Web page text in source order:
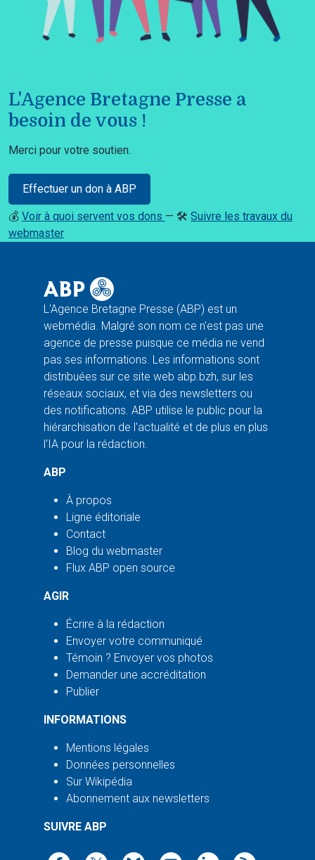
L'Agence Bretagne Presse a
besoin de vous !
Merci pour votre soutien.
Effectuer un don à ABP
💰 Voir à quoi servent vos dons — 🛠️ Suivre les travaux du
webmaster
L'Agence Bretagne Presse (ABP) est un
webmédia. Malgré son nom ce n'est pas une
agence de presse puisque ce média ne vend
pas ses informations. Les informations sont
distribuées sur ce site web abp.bzh, sur les
réseaux sociaux, et via des newsletters ou
des notifications. ABP utilise le public pour la
hiérarchisation de l'actualité et de plus en plus
l'IA pour la rédaction.
ABP
À propos
Ligne éditoriale
Contact
Blog du webmaster
Flux ABP open source
AGIR
Écrire à la rédaction
Envoyer votre communiqué
Témoin ? Envoyer vos photos
Demander une accréditation
Publier
INFORMATIONS
Mentions légales
Données personnelles
Sur Wikipédia
Abonnement aux newsletters
SUIVRE ABP